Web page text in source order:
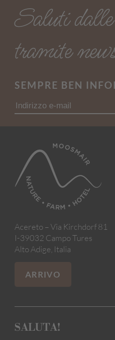
Saluti
tramite
SEMPRE BEN
Acereto – Via Kirchdorf 81
I-39032 Campo Tures
Alto Adige, Italia
ARRIVO
SALUTA!